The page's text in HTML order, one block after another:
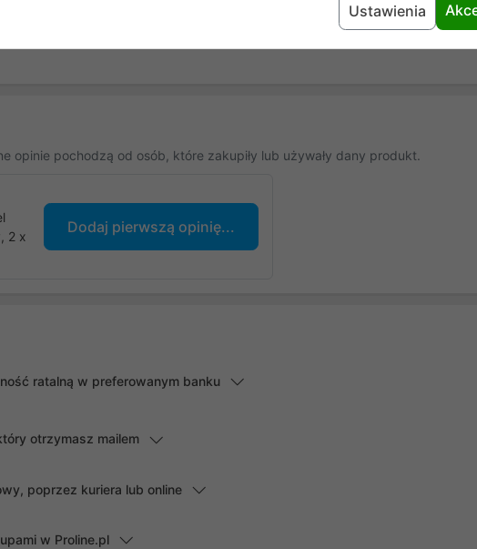
opinie pochodzą od osób, które zakupiły lub używały dany produkt.
2 x
Dodaj pierwszą opinię...
ratalną w preferowanym banku
otrzymasz mailem
poprzez kuriera lub online
w Proline.pl
Ustawienia